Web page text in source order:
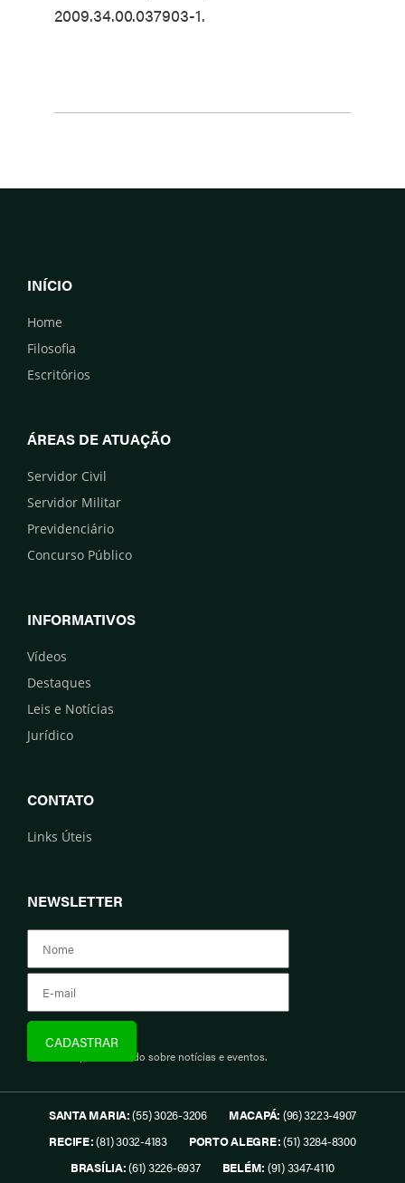
2009.34.00.037903-1.
INÍCIO
Home
Filosofia
Escritórios
ÁREAS DE ATUAÇÃO
Servidor Civil
Servidor Militar
Previdenciário
Concurso Público
INFORMATIVOS
Vídeos
Destaques
Leis e Notícias
Jurídico
CONTATO
Links Úteis
NEWSLETTER
Assine e fique informado sobre notícias e eventos.
SANTA MARIA:(55) 3026-3206 MACAPÁ: (96) 3223-4907
RECIFE:(81) 3032-4183 PORTO ALEGRE:(51) 3284-8300
BRASÍLIA:(61) 3226-6937 BELÉM: (91) 3347-4110